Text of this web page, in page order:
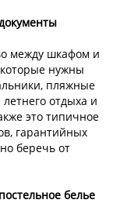
между шкафом и
нужны
пляжные
отдыха и
это типичное
гарантийных
беречь от
белье